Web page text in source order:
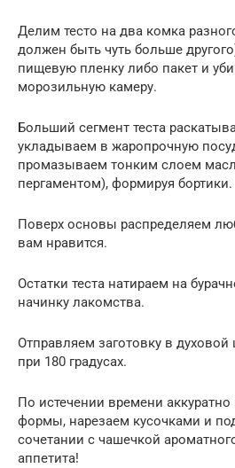
Делим тесто на два комка
должен быть чуть больше
пищевую пленку либо пакет и
морозильную камеру.
Больший сегмент теста
укладываем в жаропрочную
промазываем тонким слоем
пергаментом), формируя бортики.
Поверх основы распределяем
вам нравится.
Остатки теста натираем на
начинку лакомства.
Отправляем заготовку в
при 180 градусах.
По истечении времени
формы, нарезаем кусочками и
сочетании с чашечкой
аппетита!